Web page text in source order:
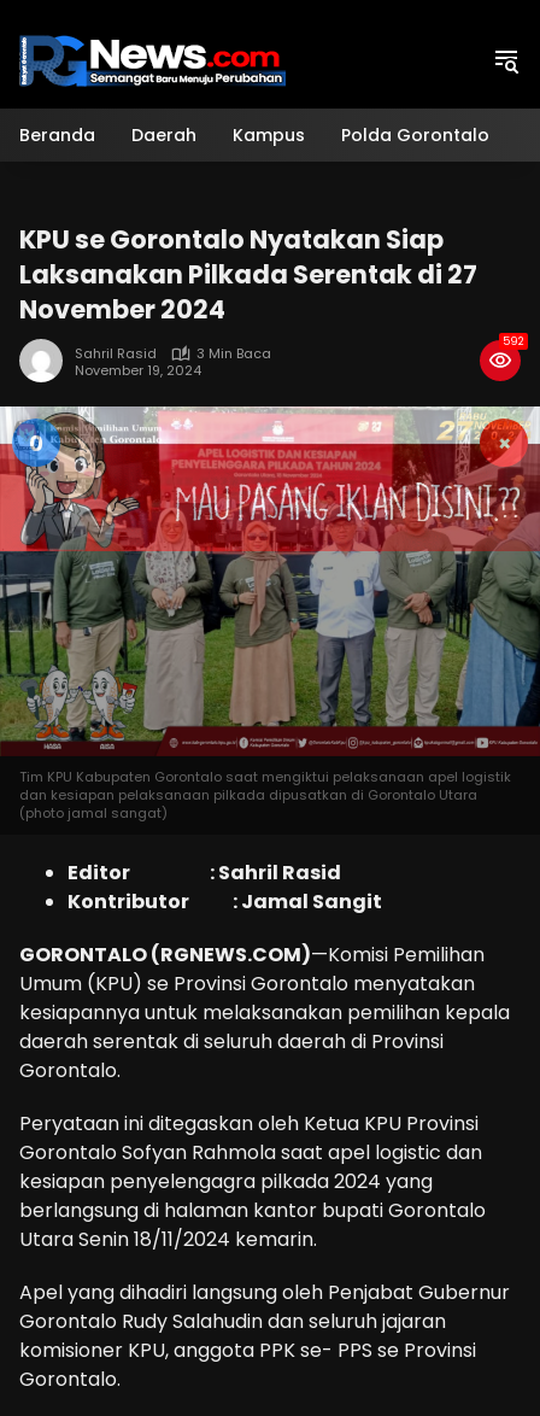
konten
Beranda Daerah Kampus Polda Gorontalo
KPU se Gorontalo Nyatakan Siap
Laksanakan Pilkada Serentak di 27
November 2024
Sahril Rasid
3 Min Baca
November 19, 2024
592
Tim KPU Kabupaten Gorontalo saat mengiktui pelaksanaan apel logistik
dan kesiapan pelaksanaan pilkada dipusatkan di Gorontalo Utara
(photo jamal sangat)
Editor : Sahril Rasid
Kontributor : Jamal Sangit
GORONTALO (RGNEWS.COM)—Komisi Pemilihan
Umum (KPU) se Provinsi Gorontalo menyatakan
kesiapannya untuk melaksanakan pemilihan kepala
daerah serentak di seluruh daerah di Provinsi
Gorontalo.
Peryataan ini ditegaskan oleh Ketua KPU Provinsi
Gorontalo Sofyan Rahmola saat apel logistic dan
kesiapan penyelengagra pilkada 2024 yang
berlangsung di halaman kantor bupati Gorontalo
Utara Senin 18/11/2024 kemarin.
Apel yang dihadiri langsung oleh Penjabat Gubernur
Gorontalo Rudy Salahudin dan seluruh jajaran
komisioner KPU, anggota PPK se- PPS se Provinsi
Gorontalo.